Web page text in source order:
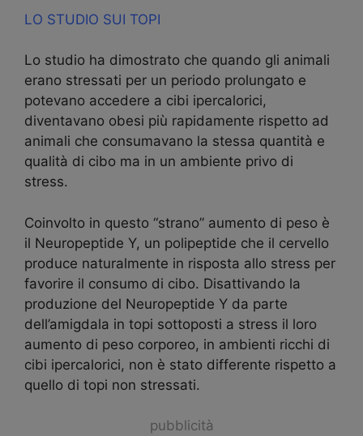
LO STUDIO SUI TOPI
Lo studio ha dimostrato che quando gli animali
erano stressati per un periodo prolungato e
potevano accedere a cibi ipercalorici,
diventavano obesi più rapidamente rispetto ad
animali che consumavano la stessa quantità e
qualità di cibo ma in un ambiente privo di
stress.
Coinvolto in questo “strano” aumento di peso è
il Neuropeptide Y, un polipeptide che il cervello
produce naturalmente in risposta allo stress per
favorire il consumo di cibo. Disattivando la
produzione del Neuropeptide Y da parte
dell’amigdala in topi sottoposti a stress il loro
aumento di peso corporeo, in ambienti ricchi di
cibi ipercalorici, non è stato differente rispetto a
quello di topi non stressati.
pubblicità